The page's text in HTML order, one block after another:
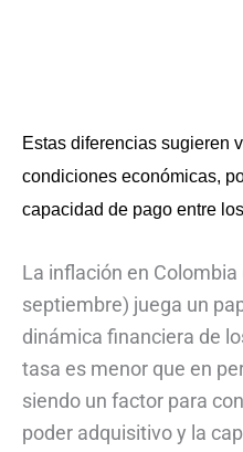
Estas diferencias sugieren
condiciones económicas,
capacidad de pago entre
La inflación en Colombia
septiembre) juega un
dinámica financiera de
tasa es menor que en
siendo un factor para
poder adquisitivo y la